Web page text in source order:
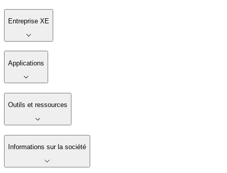
Entreprise XE
Applications
Outils et ressources
Informations sur la société